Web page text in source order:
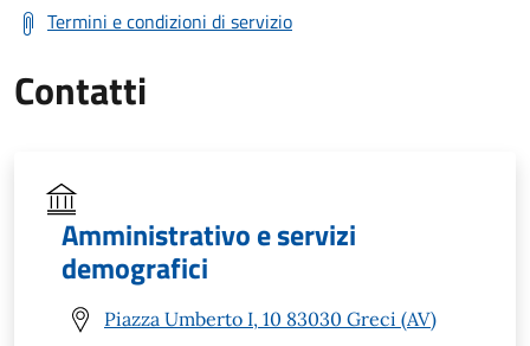
Termini e condizioni di servizio
Contatti
Amministrativo e servizi
demografici
Piazza Umberto I, 10 83030 Greci (AV)